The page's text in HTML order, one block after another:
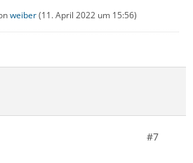
nicht selber ziehen, du
weiber(11. April 2022 um 15:56)
#7